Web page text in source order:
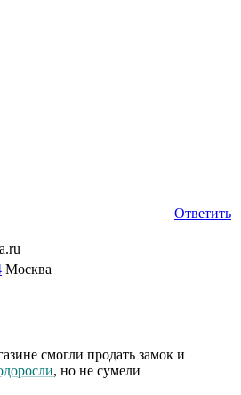
Ответить
Москва
смогли продать замок и
, но не сумели